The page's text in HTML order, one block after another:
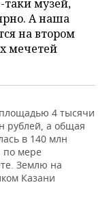
музей,
А наша
на втором
мечетей
площадью 4 тысячи
рублей, а общая
в 140 млн
по мере
Землю на
Казани